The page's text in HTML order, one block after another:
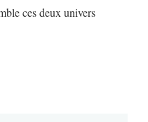
ces deux univers